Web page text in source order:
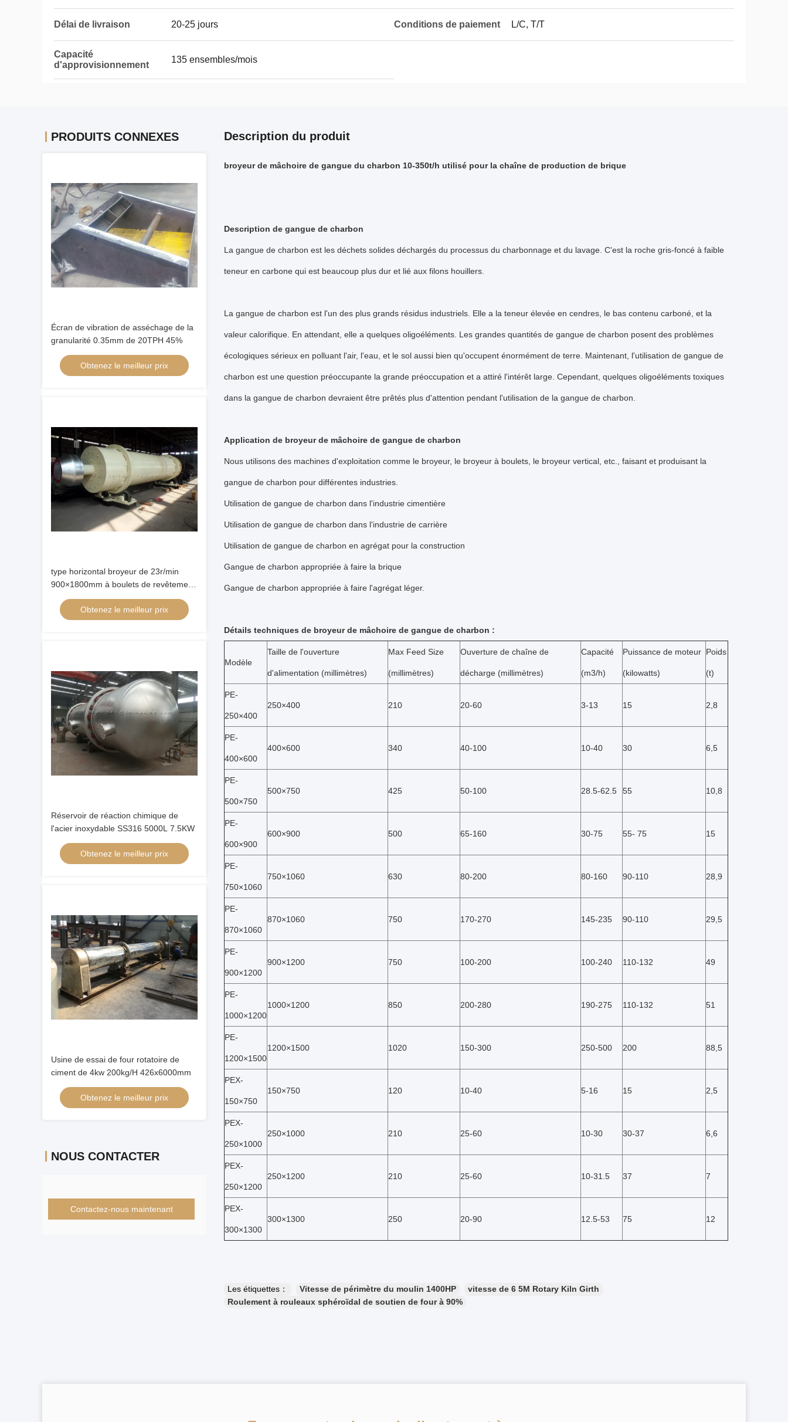
Délai de livraison 20-25 jours Conditions de paiement L/C, T/T
Capacité
d'approvisionnement
135 ensembles/mois
PRODUITS CONNEXES
Écran de vibration de asséchage de la
granularité 0.35mm de 20TPH 45%
Obtenez le meilleur prix
type horizontal broyeur de 23r/min
900×1800mm à boulets de revêtement
d'alumine de 90%
Obtenez le meilleur prix
Réservoir de réaction chimique de
l'acier inoxydable SS316 5000L 7.5KW
Obtenez le meilleur prix
Usine de essai de four rotatoire de
ciment de 4kw 200kg/H 426x6000mm
Obtenez le meilleur prix
NOUS CONTACTER
Contactez-nous maintenant
Description du produit
broyeur de mâchoire de gangue du charbon 10-350t/h utilisé pour la chaîne de production de brique
Description de gangue de charbon
La gangue de charbon est les déchets solides déchargés du processus du charbonnage et du lavage. C'est la roche gris-foncé à faible
teneur en carbone qui est beaucoup plus dur et lié aux filons houillers.
La gangue de charbon est l'un des plus grands résidus industriels. Elle a la teneur élevée en cendres, le bas contenu carboné, et la
valeur calorifique. En attendant, elle a quelques oligoéléments. Les grandes quantités de gangue de charbon posent des problèmes
écologiques sérieux en polluant l'air, l'eau, et le sol aussi bien qu'occupent énormément de terre. Maintenant, l'utilisation de gangue de
charbon est une question préoccupante la grande préoccupation et a attiré l'intérêt large. Cependant, quelques oligoéléments toxiques
dans la gangue de charbon devraient être prêtés plus d'attention pendant l'utilisation de la gangue de charbon.
Application de broyeur de mâchoire de gangue de charbon
Nous utilisons des machines d'exploitation comme le broyeur, le broyeur à boulets, le broyeur vertical, etc., faisant et produisant la
gangue de charbon pour différentes industries.
Utilisation de gangue de charbon dans l'industrie cimentière
Utilisation de gangue de charbon dans l'industrie de carrière
Utilisation de gangue de charbon en agrégat pour la construction
Gangue de charbon appropriée à faire la brique
Gangue de charbon appropriée à faire l'agrégat léger.
Détails techniques de broyeur de mâchoire de gangue de charbon :
Modèle
Taille de l'ouverture
d'alimentation (millimètres)
Max Feed Size
(millimètres)
Ouverture de chaîne de
décharge (millimètres)
Capacité
(m3/h)
Puissance de moteur
(kilowatts)
Poids
(t)
PE-
250×400
250×400 210 20-60 3-13 15 2,8
PE-
400×600
400×600 340 40-100 10-40 30 6,5
PE-
500×750
500×750 425 50-100 28.5-62.5 55 10,8
PE-
600×900
600×900 500 65-160 30-75 55- 75 15
PE-
750×1060
750×1060 630 80-200 80-160 90-110 28,9
PE-
870×1060
870×1060 750 170-270 145-235 90-110 29,5
PE-
900×1200
900×1200 750 100-200 100-240 110-132 49
PE-
1000×1200
1000×1200 850 200-280 190-275 110-132 51
PE-
1200×1500
1200×1500 1020 150-300 250-500 200 88,5
PEX-
150×750
150×750 120 10-40 5-16 15 2,5
PEX-
250×1000
250×1000 210 25-60 10-30 30-37 6,6
PEX-
250×1200
250×1200 210 25-60 10-31.5 37 7
PEX-
300×1300
300×1300 250 20-90 12.5-53 75 12
Les étiquettes： Vitesse de périmètre du moulin 1400HP
vitesse de 6 5M Rotary Kiln Girth
Roulement à rouleaux sphéroïdal de soutien de four à 90%